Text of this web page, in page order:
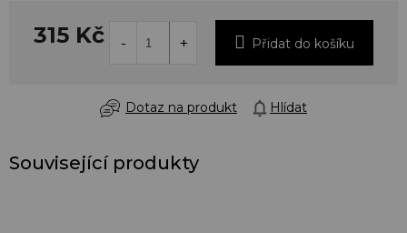
315 Kč Přidat do košíku
Dotaz na produkt Hlídat
Související produkty